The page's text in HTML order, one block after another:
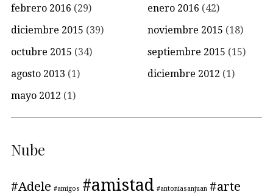
febrero 2016 (29) enero 2016 (42)
diciembre 2015 (39) noviembre 2015 (18)
octubre 2015 (34) septiembre 2015 (15)
agosto 2013 (1) diciembre 2012 (1)
mayo 2012 (1)
Nube
#Adele #amigos #amistad #antoniasanjuan #arte